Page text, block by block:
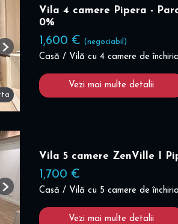
Next
Vila 4 camere Pipera -
0%
1,600 € (negociabil)
Casă / Vilă cu 4 camere de
Vezi mai multe detalii
Next
Vila 5 camere ZenVille I
1,700 €
Casă / Vilă cu 5 camere de
Vezi mai multe detalii